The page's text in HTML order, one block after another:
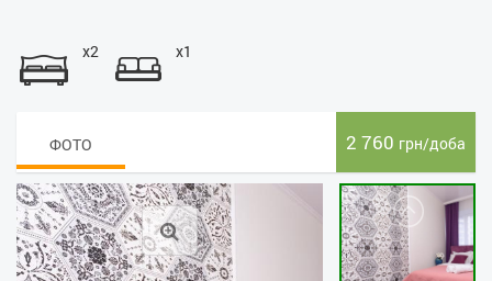
x2 x1
ФОТО 2 760 грн/доба